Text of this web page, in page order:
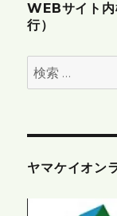
WEBサイト内
行）
検
索:
ヤマケイオン